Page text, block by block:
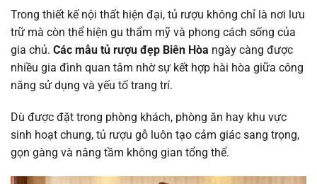
Trong thiết kế nội thất hiện đại, tủ rượu không chỉ là nơi lưu
trữ mà còn thể hiện gu thẩm mỹ và phong cách sống của
gia chủ. Các mẫu tủ rượu đẹp Biên Hòa ngày càng được
nhiều gia đình quan tâm nhờ sự kết hợp hài hòa giữa công
năng sử dụng và yếu tố trang trí.
Dù được đặt trong phòng khách, phòng ăn hay khu vực
sinh hoạt chung, tủ rượu gỗ luôn tạo cảm giác sang trọng,
gọn gàng và nâng tầm không gian tổng thể.